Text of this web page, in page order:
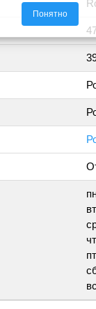
Понятно